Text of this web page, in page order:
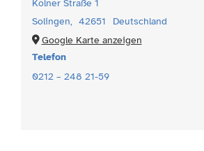
Kölner Straße 1
Solingen, 42651
Deutschland
Google Karte anzeigen
Telefon
0212 – 248 21-59